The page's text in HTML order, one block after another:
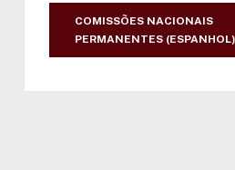
XII REUNIÃO DE MINISTROS:
DECL. | RESOL. (ESPANHOL)
COMISSÕES NACIONAIS
PERMANENTES (ESPANHOL)